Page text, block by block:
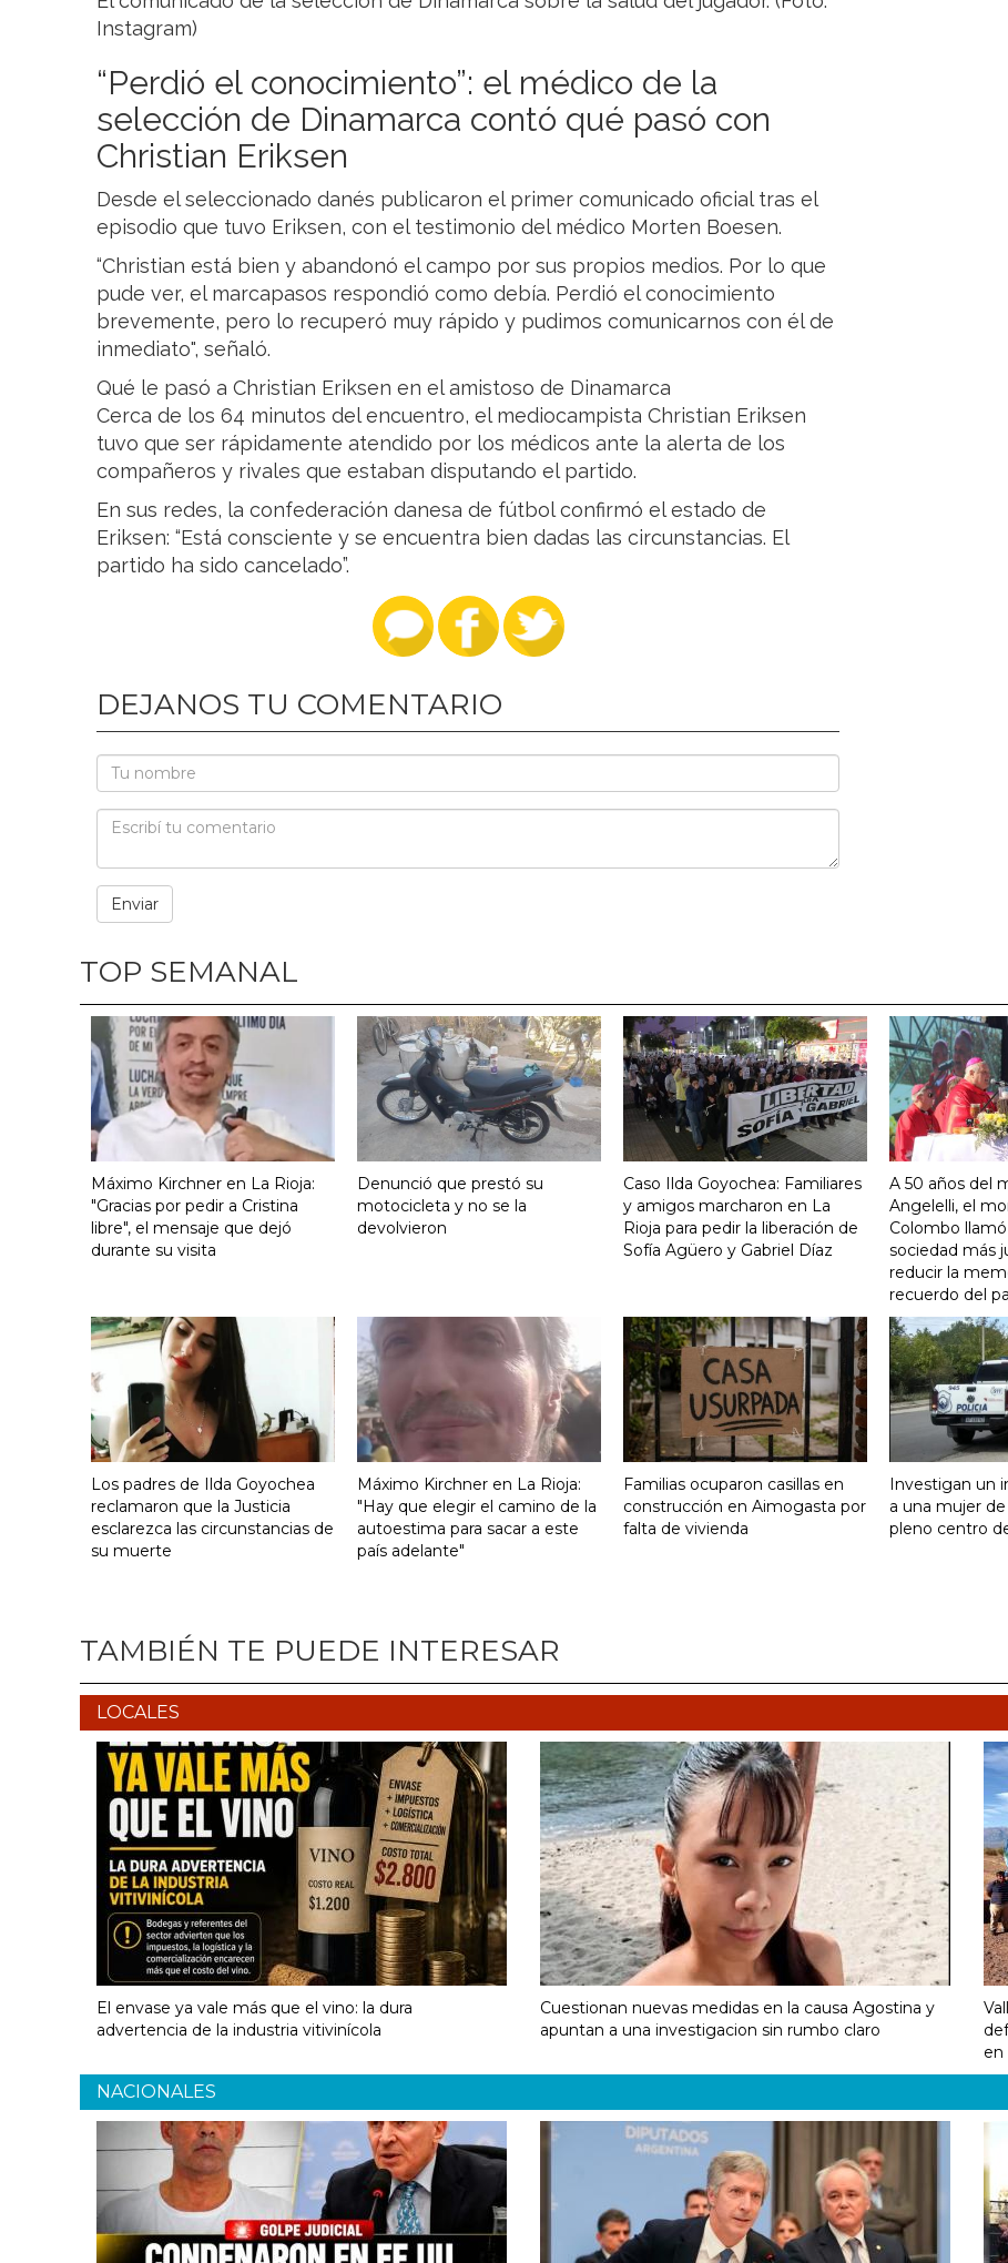
Instagram)
“Perdió el conocimiento”: el médico de la
selección de Dinamarca contó qué pasó con
Christian Eriksen
Desde el seleccionado danés publicaron el primer comunicado oficial tras el
episodio que tuvo Eriksen, con el testimonio del médico Morten Boesen.
“Christian está bien y abandonó el campo por sus propios medios. Por lo que
pude ver, el marcapasos respondió como debía. Perdió el conocimiento
brevemente, pero lo recuperó muy rápido y pudimos comunicarnos con él de
inmediato", señaló.
Qué le pasó a Christian Eriksen en el amistoso de Dinamarca
Cerca de los 64 minutos del encuentro, el mediocampista Christian Eriksen
tuvo que ser rápidamente atendido por los médicos ante la alerta de los
compañeros y rivales que estaban disputando el partido.
En sus redes, la confederación danesa de fútbol confirmó el estado de
Eriksen: “Está consciente y se encuentra bien dadas las circunstancias. El
partido ha sido cancelado”.
DEJANOS TU COMENTARIO
TOP SEMANAL
Máximo Kirchner en La Rioja:
"Gracias por pedir a Cristina
libre", el mensaje que dejó
durante su visita
Denunció que prestó su
motocicleta y no se la
devolvieron
Caso Ilda Goyochea: Familiares
y amigos marcharon en La
Rioja para pedir la liberación de
Sofía Agüero y Gabriel Díaz
A 50 años del
Angelelli, el
Colombo
sociedad más
reducir la
recuerdo del
Los padres de Ilda Goyochea
reclamaron que la Justicia
esclarezca las circunstancias de
su muerte
Máximo Kirchner en La Rioja:
"Hay que elegir el camino de la
autoestima para sacar a este
país adelante"
Familias ocuparon casillas en
construcción en Aimogasta por
falta de vivienda
Investigan un
a una mujer
pleno centro
TAMBIÉN TE PUEDE INTERESAR
LOCALES
El envase ya vale más que el vino: la dura
advertencia de la industria vitivinícola
Cuestionan nuevas medidas en la causa Agostina y
apuntan a una investigacion sin rumbo claro
en
NACIONALES